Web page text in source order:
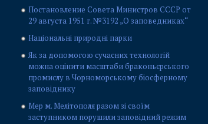
Постановление Совета Министров СССР от
29 августа 1951 г. №3192 „О заповедниках“
Національні природні парки
Як за допомогою сучасних технологій
можна оцінити масштаби браконьєрського
промислу в Чорноморському біосферному
заповіднику
Мер м. Мелітополя разом зі своїм
заступником порушили заповідний режим